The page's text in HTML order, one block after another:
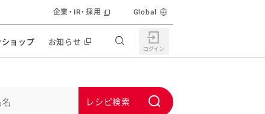
すめの特設サイト
他の商品サイト
キャンペーン・イベント
ョップ お知らせ
企業・IR・採用 Global